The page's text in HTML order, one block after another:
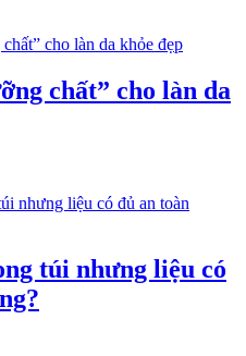
chất” cho làn da
túi nhưng liệu có